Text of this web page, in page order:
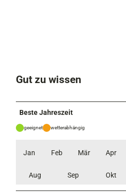
Gut zu wissen
Beste Jahreszeit
geeignet wetterabhängig
Jan Feb Mär Apr
Aug Sep Okt